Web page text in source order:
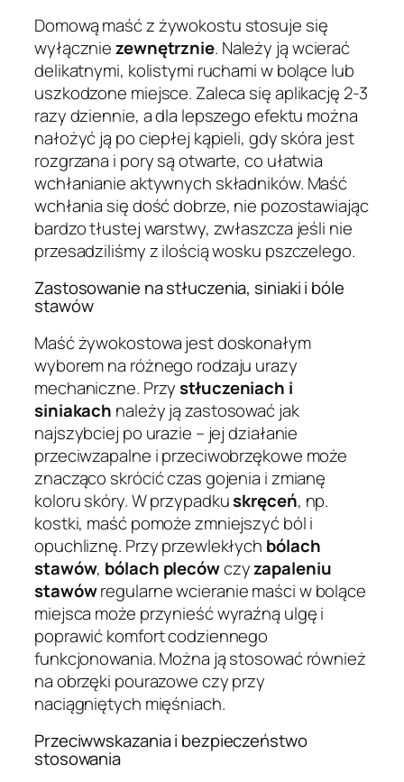
Domową maść z żywokostu stosuje się
wyłączniezewnętrznie. Należy ją wcierać
delikatnymi, kolistymi ruchami w bolące lub
uszkodzone miejsce. Zaleca się aplikację 2-3
razy dziennie, a dla lepszego efektu można
nałożyć ją po ciepłej kąpieli, gdy skóra jest
rozgrzana i pory są otwarte, co ułatwia
wchłanianie aktywnych składników. Maść
wchłania się dość dobrze, nie pozostawiając
bardzo tłustej warstwy, zwłaszcza jeśli nie
przesadziliśmy z ilością wosku pszczelego.
Zastosowanie na stłuczenia, siniaki i bóle
stawów
Maść żywokostowa jest doskonałym
wyborem na różnego rodzaju urazy
mechaniczne. Przystłuczeniach i
siniakach należy ją zastosować jak
najszybciej po urazie – jej działanie
przeciwzapalne i przeciwobrzękowe może
znacząco skrócić czas gojenia i zmianę
koloru skóry. W przypadkuskręceń, np.
kostki, maść pomoże zmniejszyć ból i
opuchliznę. Przy przewlekłych bólach
stawów, bólach plecówczyzapaleniu
stawówregularne wcieranie maści w bolące
miejsca może przynieść wyraźną ulgę i
poprawić komfort codziennego
funkcjonowania. Można ją stosować również
na obrzęki pourazowe czy przy
naciągniętych mięśniach.
Przeciwwskazania i bezpieczeństwo
stosowania